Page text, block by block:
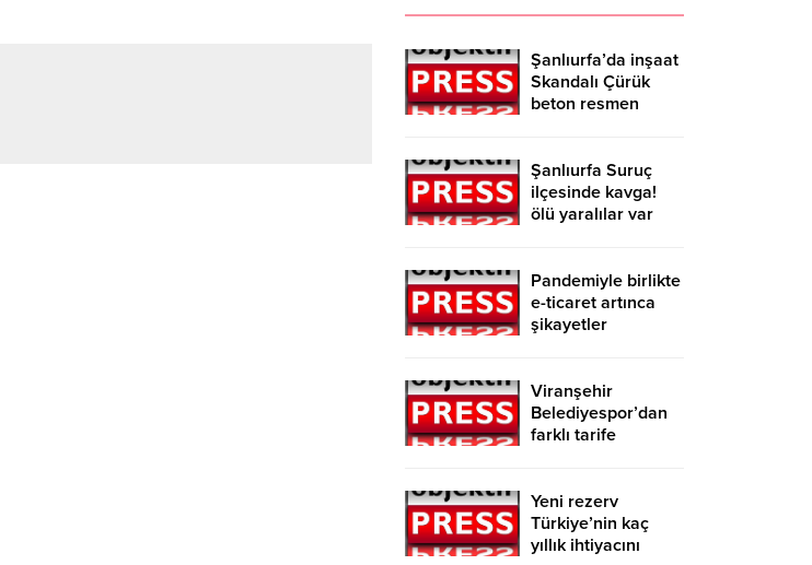
Şanlıurfa’da inşaat
Skandalı Çürük
beton resmen
Şanlıurfa Suruç
ilçesinde kavga!
ölü yaralılar var
Pandemiyle birlikte
e-ticaret artınca
şikayetler
Viranşehir
Belediyespor’dan
farklı tarife
Yeni rezerv
Türkiye’nin kaç
yıllık ihtiyacını